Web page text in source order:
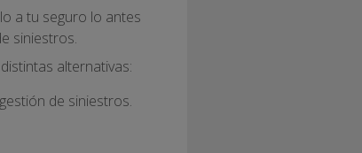
a tu seguro lo antes
siniestros.
alternativas:
de siniestros.